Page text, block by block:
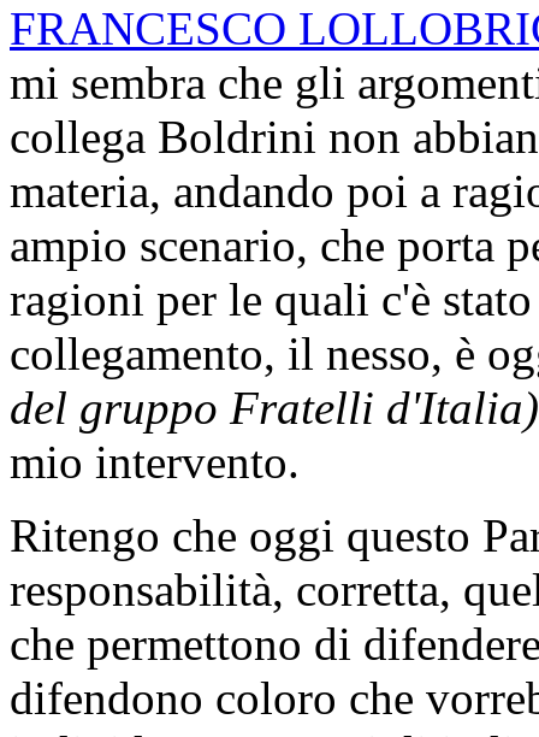
FRANCESCO
mi sembra che gli
collega Boldrini non
materia, andando poi a
ampio scenario, che porta
ragioni per le quali c'è
collegamento, il nesso, è
del gruppo Fratelli d'Italia)
mio intervento.
Ritengo che oggi questo
responsabilità, corretta,
che permettono di
difendono coloro che